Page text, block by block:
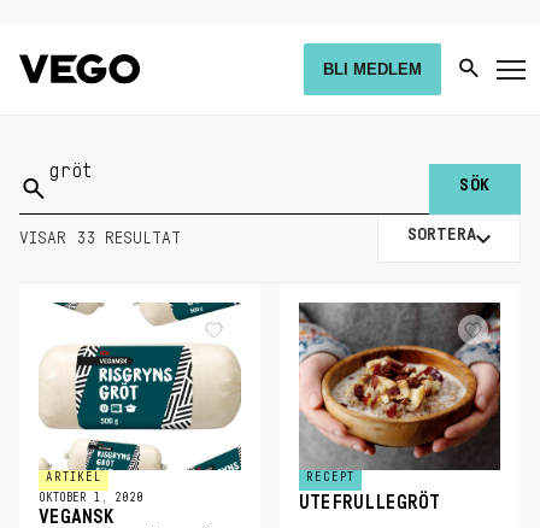
BLI MEDLEM
Sök
på:
VISAR 33 RESULTAT SORTERA
ARTIKEL
OKTOBER 1, 2020
VEGANSK
RECEPT
UTEFRULLEGRÖT